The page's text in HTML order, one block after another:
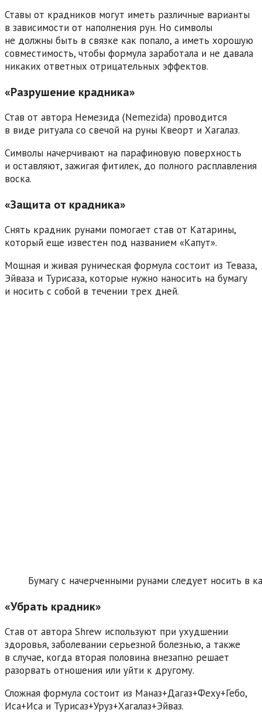
Ставы от крадников могут иметь различные варианты
в зависимости от наполнения рун. Но символы
не должны быть в связке как попало, а иметь хорошую
совместимость, чтобы формула заработала и не давала
никаких ответных отрицательных эффектов.
«Разрушение крадника»
Став от автора Немезида (Nemezida) проводится
в виде ритуала со свечой на руны Квеорт и Хагалаз.
Символы начерчивают на парафиновую поверхность
и оставляют, зажигая фитилек, до полного расплавления
воска.
«Защита от крадника»
Снять крадник рунами помогает став от Катарины,
который еще известен под названием «Капут».
Мощная и живая руническая формула состоит из Теваза,
Эйваза и Турисаза, которые нужно наносить на бумагу
и носить с собой в течении трех дней.
Бумагу с начерченными рунами следует носить в
«Убрать крадник»
Став от автора Shrew используют при ухудшении
здоровья, заболевании серьезной болезнью, а также
в случае, когда вторая половина внезапно решает
разорвать отношения или уйти к другому.
Сложная формула состоит из Маназ+Дагаз+Феху+Гебо,
Иса+Иса и Турисаз+Уруз+Хагалаз+Эйваз.